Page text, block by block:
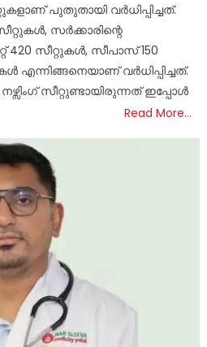
പുതുതായി വര്‍ധിപ്പിച്ചത്.
സര്‍ക്കാരിന്റെ
420 സീറ്റുകള്‍, സീപാസ് 150
എന്നിങ്ങനെയാണ് വര്‍ധിപ്പിച്ചത്.
സീറ്റുണ്ടായിരുന്നത് ഇപ്പോള്‍
Read More…